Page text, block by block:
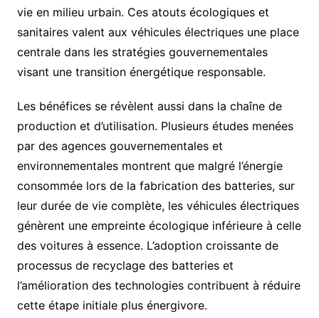
vie en milieu urbain. Ces atouts écologiques et
sanitaires valent aux véhicules électriques une place
centrale dans les stratégies gouvernementales
visant une transition énergétique responsable.
Les bénéfices se révèlent aussi dans la chaîne de
production et d’utilisation. Plusieurs études menées
par des agences gouvernementales et
environnementales montrent que malgré l’énergie
consommée lors de la fabrication des batteries, sur
leur durée de vie complète, les véhicules électriques
génèrent une empreinte écologique inférieure à celle
des voitures à essence. L’adoption croissante de
processus de recyclage des batteries et
l’amélioration des technologies contribuent à réduire
cette étape initiale plus énergivore.